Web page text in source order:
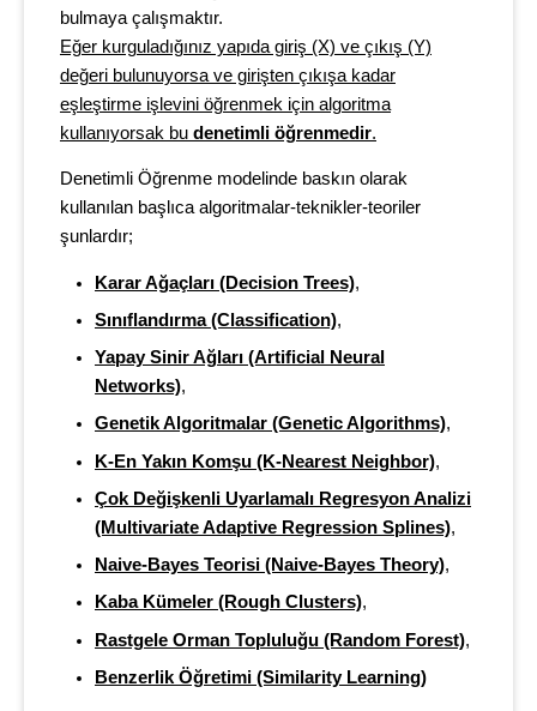
bulmaya çalışmaktır.
Eğer kurguladığınız yapıda giriş (X) ve çıkış (Y)
değeri bulunuyorsa ve girişten çıkışa kadar
eşleştirme işlevini öğrenmek için algoritma
kullanıyorsak bu denetimli öğrenmedir.
Denetimli Öğrenme modelinde baskın olarak
kullanılan başlıca algoritmalar-teknikler-teoriler
şunlardır;
Karar Ağaçları (Decision Trees),
Sınıflandırma (Classification),
Yapay Sinir Ağları (Artificial Neural
Networks),
Genetik Algoritmalar (Genetic Algorithms),
K-En Yakın Komşu (K-Nearest Neighbor),
Çok Değişkenli Uyarlamalı Regresyon Analizi
(Multivariate Adaptive Regression Splines),
Naive-Bayes Teorisi (Naive-Bayes Theory),
Kaba Kümeler (Rough Clusters),
Rastgele Orman Topluluğu (Random Forest),
Benzerlik Öğretimi (Similarity Learning)